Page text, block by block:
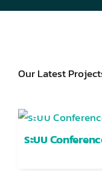
Our Latest
ระบบ